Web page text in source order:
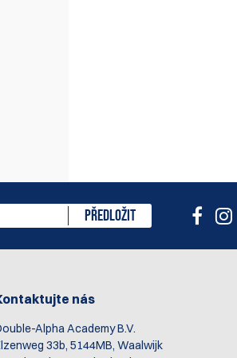
PŘEDLOŽIT
nás
Alpha Academy B.V.
33b, 5144MB, Waalwijk